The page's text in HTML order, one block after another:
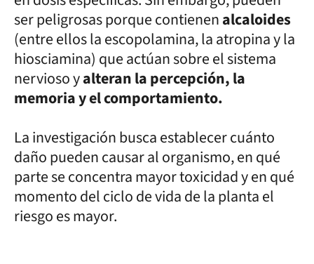
ser peligrosas porque contienenalcaloides
(entre ellos la escopolamina, la atropina y la
hiosciamina) que actúan sobre el sistema
nervioso yalteran la percepción, la
memoria y el comportamiento.
La investigación busca establecer cuánto
daño pueden causar al organismo, en qué
parte se concentra mayor toxicidad y en qué
momento del ciclo de vida de la planta el
riesgo es mayor.